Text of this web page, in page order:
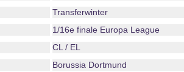
Transferwinter
1/16e finale Europa League
CL / EL
Borussia Dortmund